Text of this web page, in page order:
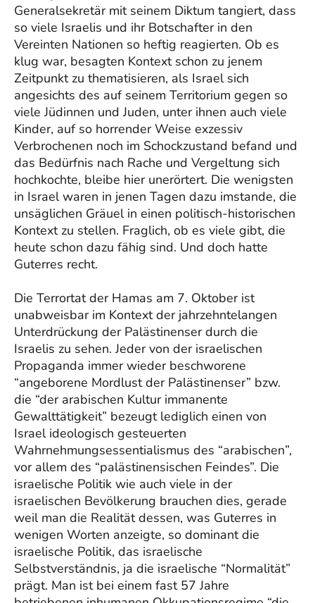
Generalsekretär mit seinem Diktum tangiert, dass
so viele Israelis und ihr Botschafter in den
Vereinten Nationen so heftig reagierten. Ob es
klug war, besagten Kontext schon zu jenem
Zeitpunkt zu thematisieren, als Israel sich
angesichts des auf seinem Territorium gegen so
viele Jüdinnen und Juden, unter ihnen auch viele
Kinder, auf so horrender Weise exzessiv
Verbrochenen noch im Schockzustand befand und
das Bedürfnis nach Rache und Vergeltung sich
hochkochte, bleibe hier unerörtert. Die wenigsten
in Israel waren in jenen Tagen dazu imstande, die
unsäglichen Gräuel in einen politisch-historischen
Kontext zu stellen. Fraglich, ob es viele gibt, die
heute schon dazu fähig sind. Und doch hatte
Guterres recht.
Die Terrortat der Hamas am 7. Oktober ist
unabweisbar im Kontext der jahrzehntelangen
Unterdrückung der Palästinenser durch die
Israelis zu sehen. Jeder von der israelischen
Propaganda immer wieder beschworene
“angeborene Mordlust der Palästinenser” bzw.
die “der arabischen Kultur immanente
Gewalttätigkeit” bezeugt lediglich einen von
Israel ideologisch gesteuerten
Wahrnehmungsessentialismus des “arabischen”,
vor allem des “palästinensischen Feindes”. Die
israelische Politik wie auch viele in der
israelischen Bevölkerung brauchen dies, gerade
weil man die Realität dessen, was Guterres in
wenigen Worten anzeigte, so dominant die
israelische Politik, das israelische
Selbstverständnis, ja die israelische “Normalität”
prägt. Man ist bei einem fast 57 Jahre